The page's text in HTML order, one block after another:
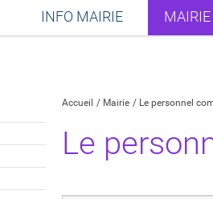
INFO MAIRIE MAIRIE
Accueil Mairie Le personnel
Le